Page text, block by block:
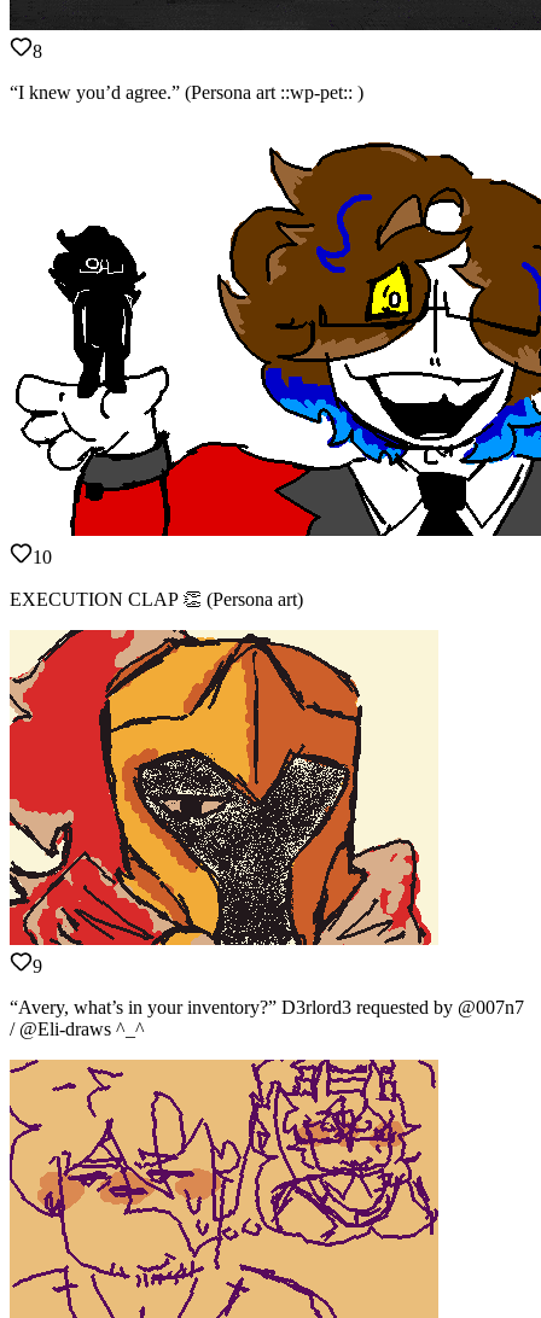
8
“I knew you’d agree.” (Persona art ::wp-pet:: )
10
EXECUTION CLAP 👏 (Persona art)
9
“Avery, what’s in your inventory?” D3rlord3 requested by @007n7
/ @Eli-draws ^_^